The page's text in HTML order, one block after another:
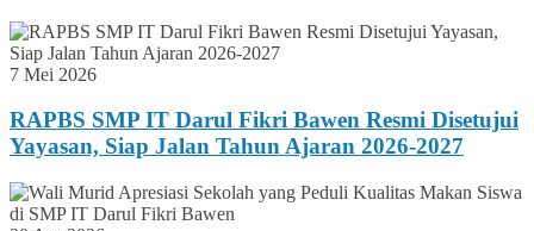
7 Mei 2026
RAPBS SMP IT Darul Fikri Bawen Resmi Disetujui
Yayasan, Siap Jalan Tahun Ajaran 2026-2027